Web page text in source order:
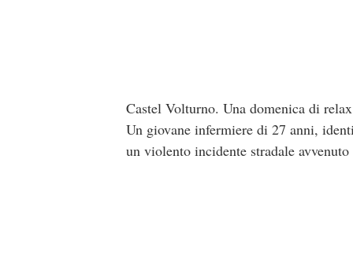
Castel Volturno. Una domenica di
Un giovane infermiere di 27 anni,
un violento incidente stradale